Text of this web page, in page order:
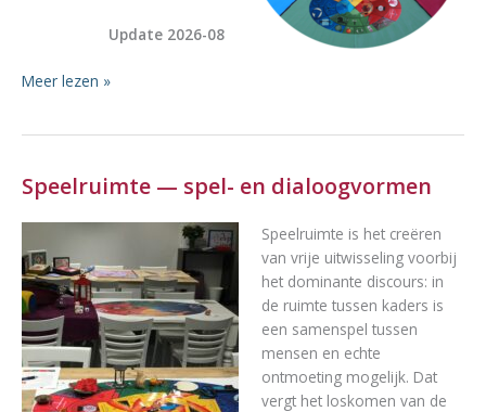
Update 2026-08
Vier
Meer lezen »
Speelruimte — spel- en dialoogvormen
Speelruimte is het creëren
van vrije uitwisseling voorbij
het dominante discours: in
de ruimte tussen kaders is
een samenspel tussen
mensen en echte
ontmoeting mogelijk. Dat
vergt het loskomen van de